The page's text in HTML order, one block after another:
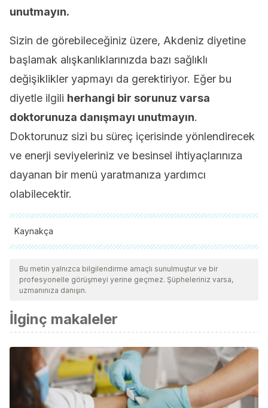
unutmayın.
Sizin de görebileceğiniz üzere, Akdeniz diyetine
başlamak alışkanlıklarınızda bazı sağlıklı
değişiklikler yapmayı da gerektiriyor. Eğer bu
diyetle ilgili herhangi bir sorunuz varsa
doktorunuza danışmayı unutmayın.
Doktorunuz sizi bu süreç içerisinde yönlendirecek
ve enerji seviyeleriniz ve besinsel ihtiyaçlarınıza
dayanan bir menü yaratmanıza yardımcı
olabilecektir.
Kaynakça
Tüm alıntı yapılan kaynaklar, kalitelerini, güvenilirliklerini,
güncelliklerini ve geçerliliklerini sağlamak için ekibimiz
tarafından derinlemesine incelendi. Bu makalenin bibliyografisi
kabul edildi.
Petersson SD., Philippou E., Mediterranean diet, cognitive
funciton and dementia: a systematic review of the
evidence. Adv Nutr, 2016. 7 (5): 889-904.
Schwingshackl L., Schwedhelm C., Galbete C., Hoffmann G.,
Adherence to mediterranean diet and risk of cancer: an
Bu metin yalnızca bilgilendirme amaçlı sunulmuştur ve bir
profesyonelle görüşmeyi yerine geçmez. Şüpheleriniz varsa,
uzmanınıza danışın.
İlginç makaleler